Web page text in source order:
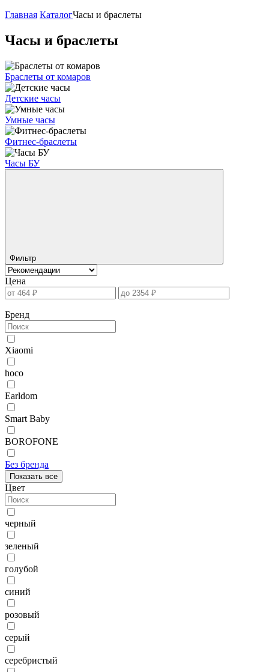
Главная КаталогЧасы и браслеты
Часы и браслеты
Браслеты от комаров
Детские часы
Умные часы
Фитнес-браслеты
Часы БУ
Фильтр
Цена
Бренд
Xiaomi
hoco
Earldom
Smart Baby
BOROFONE
Без бренда
Показать все
Цвет
черный
зеленый
голубой
синий
розовый
серый
серебристый